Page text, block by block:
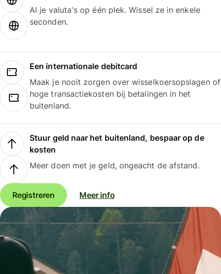
Al je valuta's op één plek. Wissel ze in enkele
seconden.
Een internationale debitcard
Maak je nooit zorgen over wisselkoersopslagen of
hoge transactiekosten bij betalingen in het
buitenland.
Stuur geld naar het buitenland, bespaar op de
kosten
Meer doen met je geld, ongeacht de afstand.
Registreren Meer info